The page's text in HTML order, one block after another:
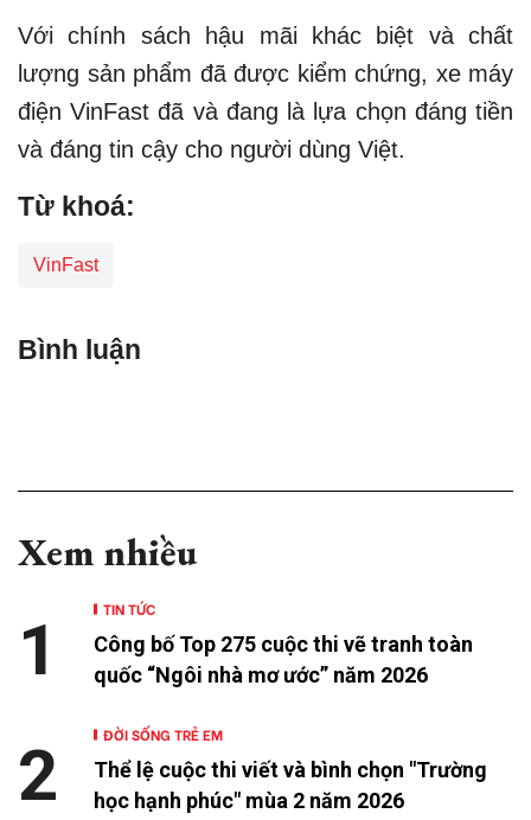
Với chính sách hậu mãi khác biệt và chất
lượng sản phẩm đã được kiểm chứng, xe máy
điện VinFast đã và đang là lựa chọn đáng tiền
và đáng tin cậy cho người dùng Việt.
Từ khoá:
VinFast
Bình luận
Xem nhiều
TIN TỨC
Công bố Top 275 cuộc thi vẽ tranh toàn
quốc “Ngôi nhà mơ ước” năm 2026
1
ĐỜI SỐNG TRẺ EM
Thể lệ cuộc thi viết và bình chọn "Trường
học hạnh phúc" mùa 2 năm 2026
2